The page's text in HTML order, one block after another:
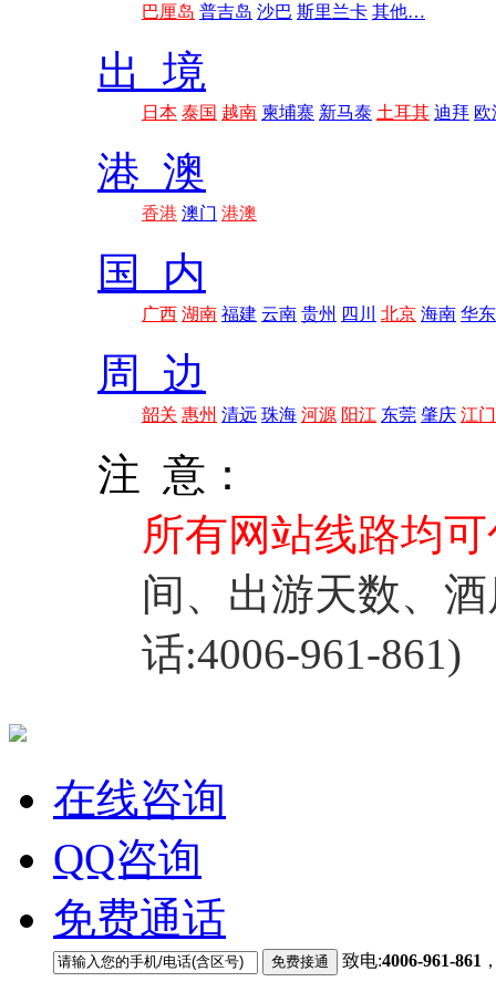
巴厘岛 普吉岛 沙巴 斯里兰卡 其他…
出 境
日本 泰国 越南 柬埔寨 新马泰 土耳其 迪拜 欧
港 澳
香港 澳门 港澳
国 内
广西 湖南 福建 云南 贵州 四川 北京 海南 华东
周 边
韶关 惠州 清远 珠海 河源 阳江 东莞 肇庆 江门
注 意：
所有网站线路均
间、出游天数、
话:4006-961-861)
在线咨询
QQ咨询
免费通话
致电:4006-961-861